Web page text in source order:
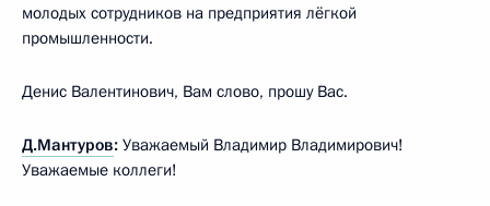
молодых сотрудников на предприятия лёгкой
промышленности.
Денис Валентинович, Вам слово, прошу Вас.
Д.Мантуров: Уважаемый Владимир Владимирович!
Уважаемые коллеги!